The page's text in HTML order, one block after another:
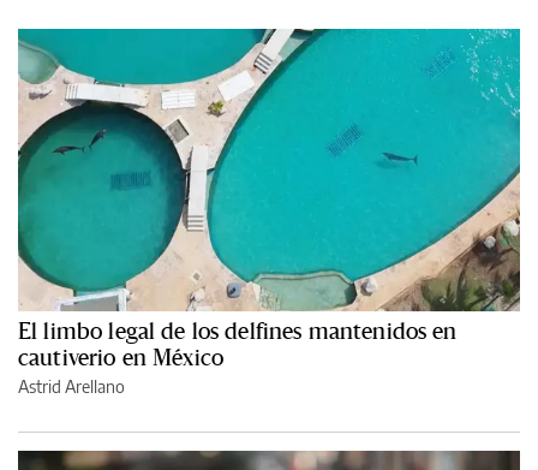
El limbo legal de los delfines mantenidos en
cautiverio en México
Astrid Arellano